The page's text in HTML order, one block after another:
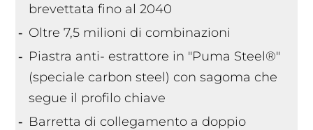
brevettata fino al 2040
Oltre 7,5 milioni di combinazioni
Piastra anti- estrattore in "Puma Steel®"
(speciale carbon steel) con sagoma che
segue il profilo chiave
Barretta di collegamento a doppio